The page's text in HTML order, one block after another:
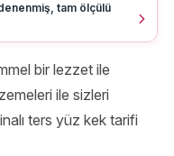
tam ölçülü
bir lezzet ile
ile sizleri
ters yüz kek tarifi